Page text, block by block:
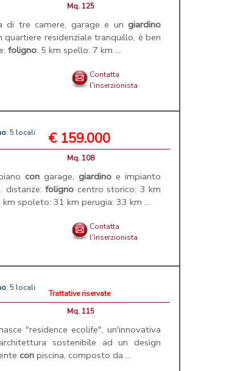
Mq. 125
di tre camere, garage e un giardino
quartiere residenziale tranquillo, è ben
foligno: 5 km spello: 7 km ...
Contatta
l'inserzionista
: 5 locali € 159.000
Mq. 108
con garage,giardino e impianto
distanze:foligno centro storico: 3 km
spoleto: 31 km perugia: 33 km ...
Contatta
l'inserzionista
: 5 locali
Trattative riservate
Mq. 115
"residence ecolife", un'innovativa
sostenibile ad un design
con piscina, composto da ...